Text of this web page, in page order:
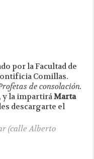
por la Facultad de
Comillas.
de consolación.
, y la impartiráMarta
descargarte el
(calle Alberto